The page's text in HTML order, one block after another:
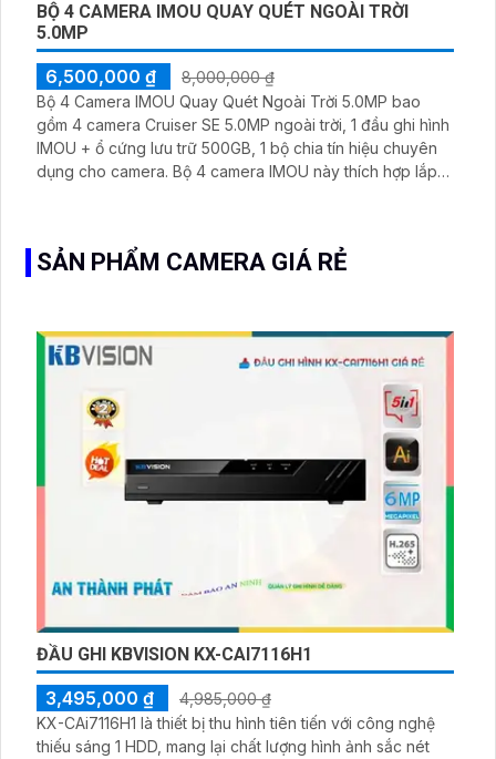
BỘ 4 CAMERA IMOU QUAY QUÉT NGOÀI TRỜI
5.0MP
6,500,000 ₫
8,000,000 ₫
Bộ 4 Camera IMOU Quay Quét Ngoài Trời 5.0MP bao
gồm 4 camera Cruiser SE 5.0MP ngoài trời, 1 đầu ghi hình
IMOU + ổ cứng lưu trữ 500GB, 1 bộ chia tín hiệu chuyên
dụng cho camera. Bộ 4 camera IMOU này thích hợp lắp
SẢN PHẨM CAMERA GIÁ RẺ
ĐẦU GHI KBVISION KX-CAI7116H1
3,495,000 ₫
4,985,000 ₫
KX-CAi7116H1 là thiết bị thu hình tiên tiến với công nghệ
thiếu sáng 1 HDD, mang lại chất lượng hình ảnh sắc nét